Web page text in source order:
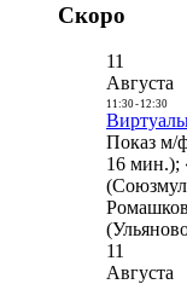
Скоро
11
Августа
11:30- 12:30
Показ м/
16 мин.);
11
Августа